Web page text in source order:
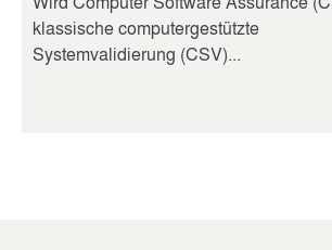
klassische computergestützte
Systemvalidierung (CSV)...